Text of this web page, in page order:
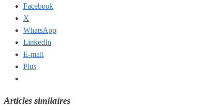
Facebook
X
WhatsApp
LinkedIn
E-mail
Plus
Articles similaires